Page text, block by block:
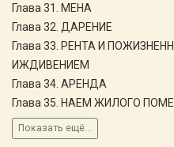
Глава 31. МЕНА
Глава 32. ДАРЕНИЕ
Глава 33. РЕНТА И
ИЖДИВЕНИЕМ
Глава 34. АРЕНДА
Глава 35. НАЕМ ЖИЛОГО
Показать ещё...